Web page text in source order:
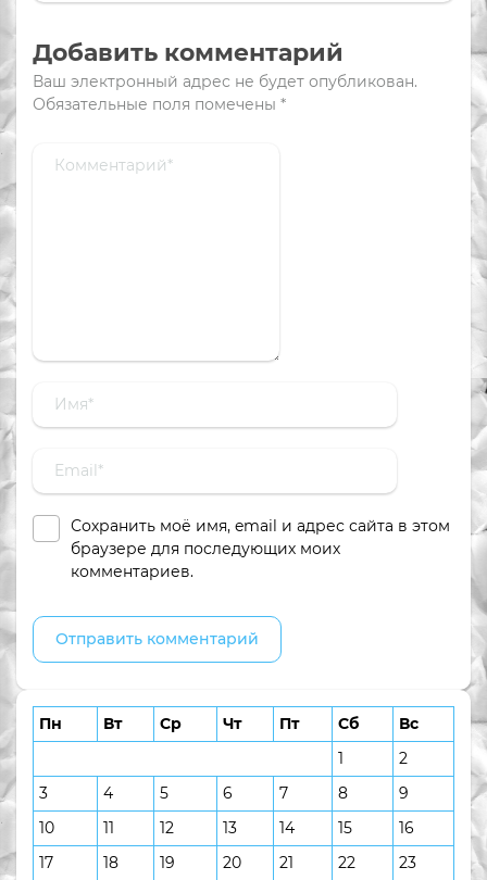
Добавить комментарий
Ваш электронный адрес не будет опубликован.
Обязательные поля помечены *
Сохранить моё имя, email и адрес сайта в этом
браузере для последующих моих
комментариев.
Пн Вт Ср Чт Пт Сб
Вс
1
2
3
4 5 6 7 8
9
10
11 12 13 14 15
16
17
18 19 20 21 22 23